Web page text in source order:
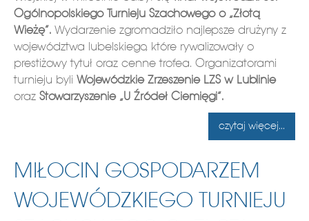
Ogólnopolskiego Turnieju Szachowego o „Złotą
Wieżę”. Wydarzenie zgromadziło najlepsze drużyny z
województwa lubelskiego, które rywalizowały o
prestiżowy tytuł oraz cenne trofea. Organizatorami
turnieju byli Wojewódzkie Zrzeszenie LZS w Lublinie
oraz Stowarzyszenie „U Źródeł Ciemięgi”.
czytaj więcej...
MIŁOCIN GOSPODARZEM
WOJEWÓDZKIEGO TURNIEJU